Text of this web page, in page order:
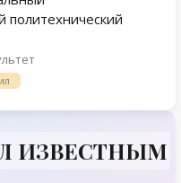
политехнический
ИЗВЕСТНЫМ